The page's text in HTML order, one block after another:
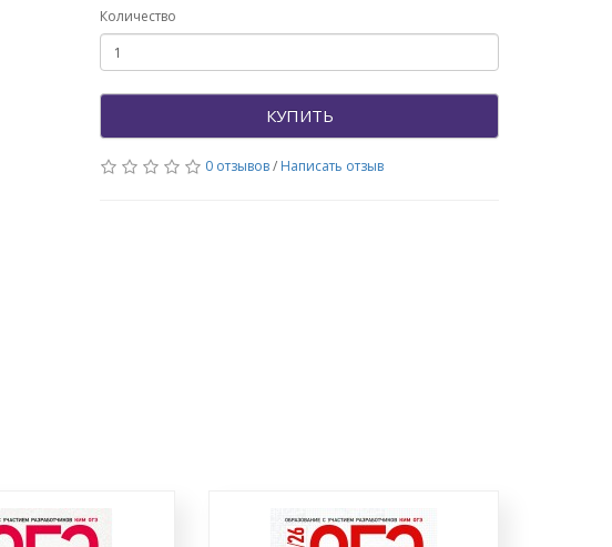
Количество
КУПИТЬ
0 отзывов/ Написать отзыв